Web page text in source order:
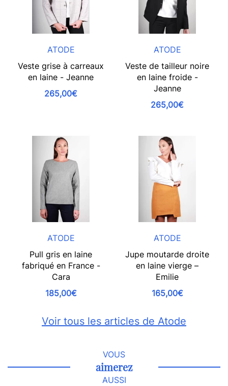
ATODE
Veste grise à carreaux
en laine - Jeanne
265,00€
ATODE
Veste de tailleur noire
en laine froide -
Jeanne
265,00€
ATODE
Pull gris en laine
fabriqué en France -
Cara
185,00€
ATODE
Jupe moutarde droite
en laine vierge –
Emilie
165,00€
Voir tous les articles de Atode
VOUS
aimerez
AUSSI